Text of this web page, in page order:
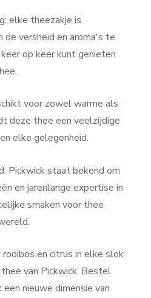
elke theezakje is
versheid en aroma's te
op keer kunt genieten
voor zowel warme als
deze thee een veelzijdige
elke gelegenheid.
Pickwick staat bekend om
en jarenlange expertise in
smaken voor thee
rooibos en citrus in elke slok
van Pickwick. Bestel
nieuwe dimensie van